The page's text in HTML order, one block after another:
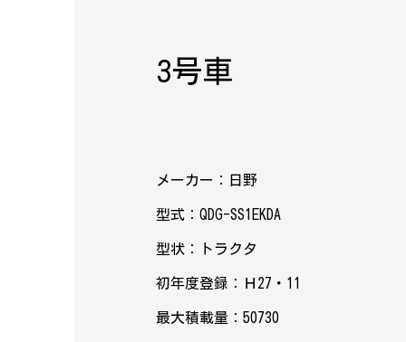
3号車
メーカー：日野
型式：QDG-SS1EKDA
型状：トラクタ
初年度登録：Ｈ27・11
最大積載量：50730